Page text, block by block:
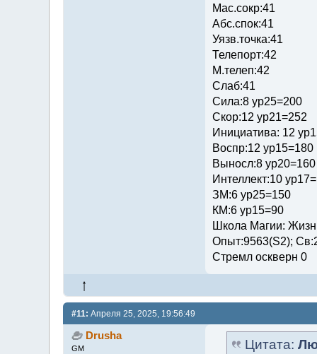
Мас.сокр:41
Абс.спок:41
Уязв.точка:41
Телепорт:42
М.телеп:42
Слаб:41
Сила:8 ур25=200
Скор:12 ур21=252
Инициатива: 12
Воспр:12 ур15=180
Выносл:8 ур20=160
Интеллект:10
ЗМ:6 ур25=150
КМ:6 ур15=90
Школа Магии:
Опыт:9563(S2);
Стремл оскверн 0
#11: Апреля 25, 2025, 19:56:49
Drusha
GM
Цитата: